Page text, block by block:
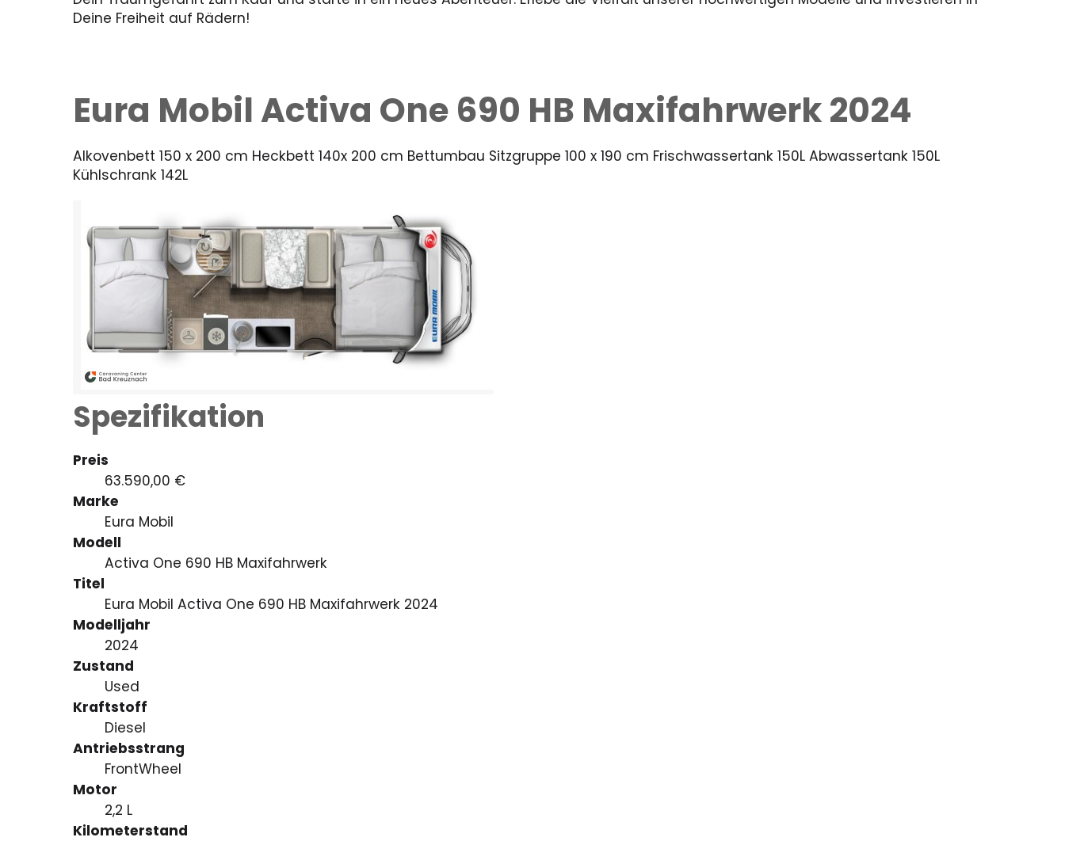
Deine Freiheit auf Rädern!
Eura Mobil Activa One 690 HB Maxifahrwerk 2024
Alkovenbett 150 x 200 cm Heckbett 140x 200 cm Bettumbau Sitzgruppe 100 x 190 cm Frischwassertank 150L Abwassertank 150L
Kühlschrank 142L
Spezifikation
Preis
63.590,00 €
Marke
Eura Mobil
Modell
Activa One 690 HB Maxifahrwerk
Titel
Eura Mobil Activa One 690 HB Maxifahrwerk 2024
Modelljahr
2024
Zustand
Used
Kraftstoff
Diesel
Antriebsstrang
FrontWheel
Motor
2,2 L
Kilometerstand